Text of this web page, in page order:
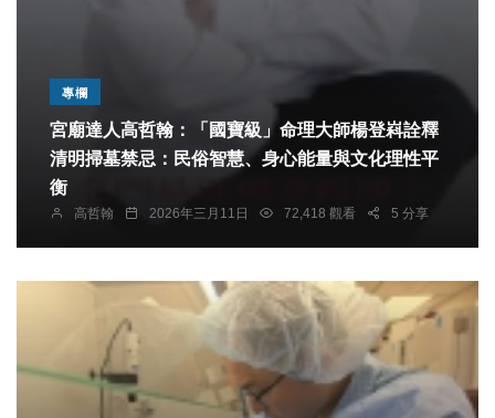
專欄
宮廟達人高哲翰：「國寶級」命理大師楊登嵙詮釋
清明掃墓禁忌：民俗智慧、身心能量與文化理性平
衡
高哲翰 2026年三月11日 72,418 觀看 5 分享